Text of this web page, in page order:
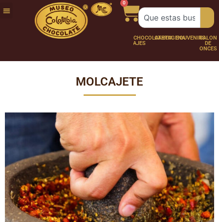
0
FUNDACIÓNNUESTRA
PERSONAJES
CHOCOLATERÍA
CARTAGENASOUVENIRSSALÓN
DE
ONCES
MOLCAJETE